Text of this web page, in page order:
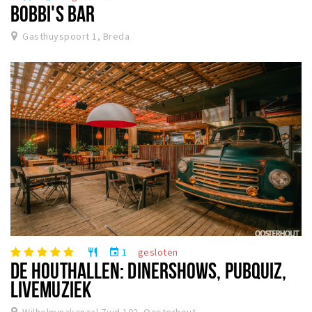
BOBBI'S BAR
Gasthuyspoort 1, Breda
restaurant event 1 gesloten
DE HOUTHALLEN: DINERSHOWS, PUBQUIZ,
LIVEMUZIEK